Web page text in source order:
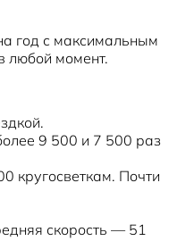
год с максимальным
любой момент.
9 500 и 7 500 раз
кругосветкам. Почти
скорость — 51